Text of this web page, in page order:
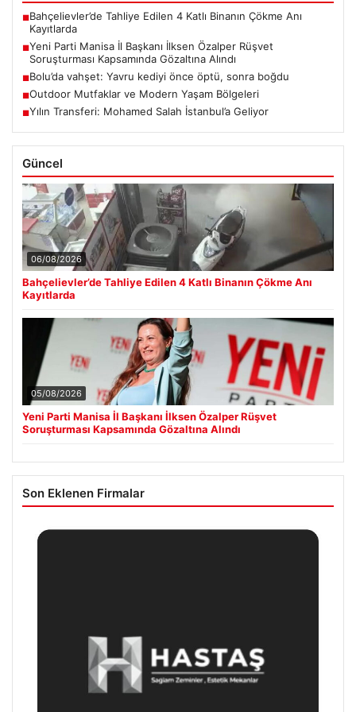
■Bahçelievler’de Tahliye Edilen 4 Katlı Binanın Çökme Anı
Kayıtlarda
■Yeni Parti Manisa İl Başkanı İlksen Özalper Rüşvet
Soruşturması Kapsamında Gözaltına Alındı
■Bolu’da vahşet: Yavru kediyi önce öptü, sonra boğdu
■Outdoor Mutfaklar ve Modern Yaşam Bölgeleri
■Yılın Transferi: Mohamed Salah İstanbul’a Geliyor
Güncel
06/08/2026
Bahçelievler’de Tahliye Edilen 4 Katlı Binanın Çökme Anı
Kayıtlarda
05/08/2026
Yeni Parti Manisa İl Başkanı İlksen Özalper Rüşvet
Soruşturması Kapsamında Gözaltına Alındı
Son Eklenen Firmalar